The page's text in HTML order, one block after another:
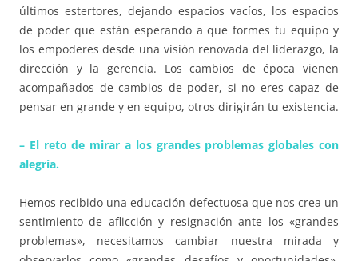
últimos estertores, dejando espacios vacíos, los espacios
de poder que están esperando a que formes tu equipo y
los empoderes desde una visión renovada del liderazgo, la
dirección y la gerencia. Los cambios de época vienen
acompañados de cambios de poder, si no eres capaz de
pensar en grande y en equipo, otros dirigirán tu existencia.
– El reto de mirar a los grandes problemas globales con
alegría.
Hemos recibido una educación defectuosa que nos crea un
sentimiento de aflicción y resignación ante los «grandes
problemas», necesitamos cambiar nuestra mirada y